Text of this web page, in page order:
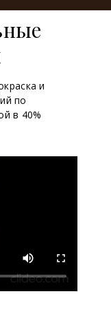
и
по
в 40%